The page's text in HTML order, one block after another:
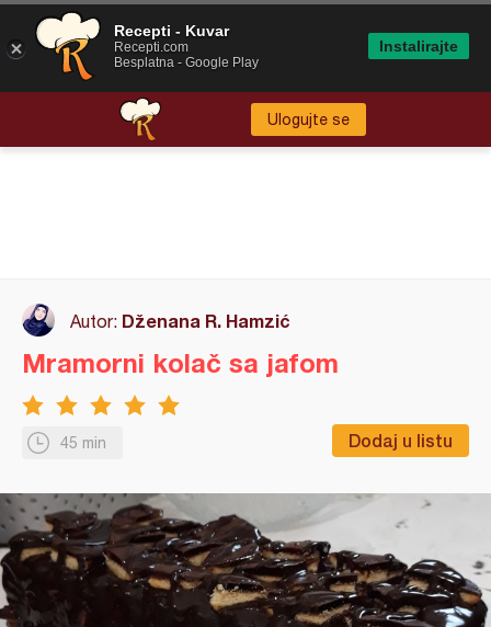
Ulogujte se
Autor: Dženana R. Hamzić
45 min Dodaj u listu
Mramorni kolač sa jafom
Recepti - Kuvar
Recepti.com
Besplatna - Google Play
Instalirajte